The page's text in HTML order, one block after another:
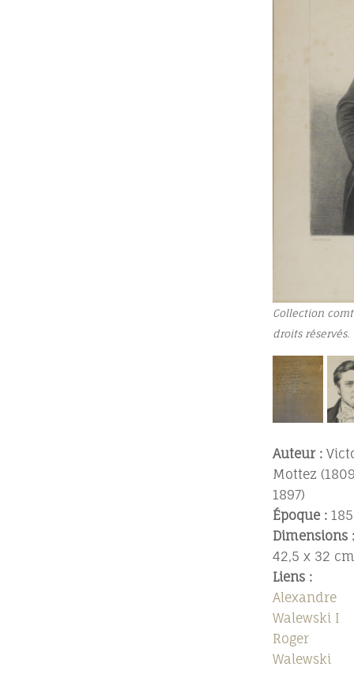
Collection
droits réservés.
Auteur :
Mottez
1897)
Époque :
Dimensions :
42,5 x 32 cm
Liens :
Alexandre
Walewski I
Roger
Walewski